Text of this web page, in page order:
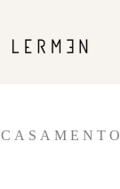
CASAMENTO